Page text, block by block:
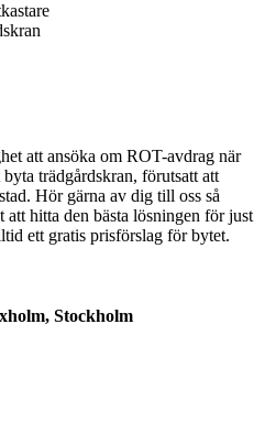
att ansöka om ROT-avdrag när
trädgårdskran, förutsatt att
Hör gärna av dig till oss så
hitta den bästa lösningen för just
ett gratis prisförslag för bytet.
Stockholm